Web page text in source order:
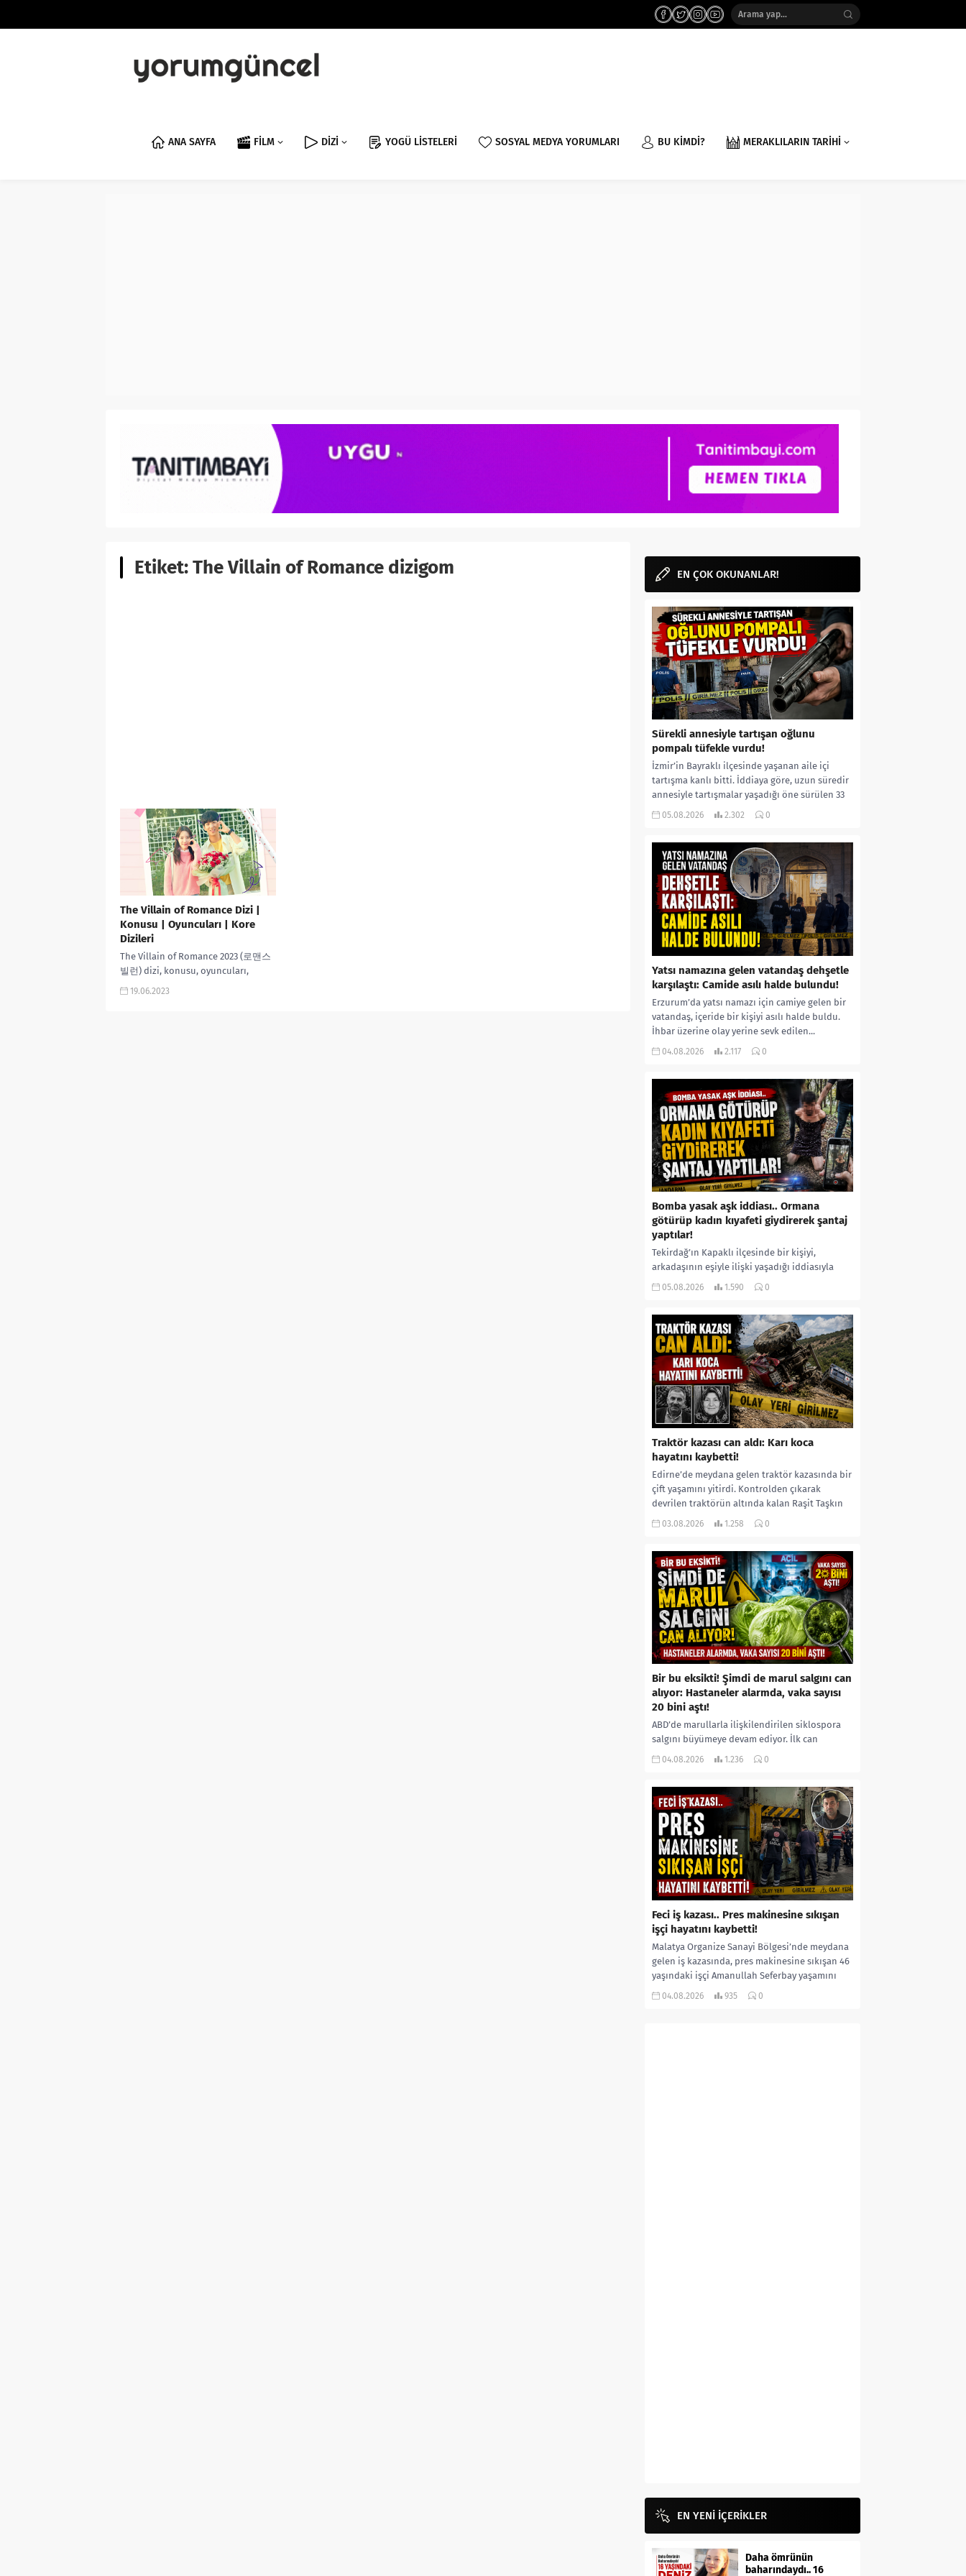
ANA SAYFA FİLM DİZİ YOGÜ LİSTELERİ SOSYAL MEDYA YORUMLARI BU KİMDİ? MERAKLILARIN TARİHİ
Etiket:The Villain of Romance dizigom
The Villain of Romance Dizi |
Konusu | Oyuncuları | Kore
Dizileri
The Villain of Romance 2023 (로맨스
빌런) dizi, konusu, oyuncuları,
karakterleri, cast, yorumları,
19.06.2023
EN ÇOK OKUNANLAR!
Sürekli annesiyle tartışan oğlunu
pompalı tüfekle vurdu!
İzmir’in Bayraklı ilçesinde yaşanan aile içi
tartışma kanlı bitti. İddiaya göre, uzun süredir
annesiyle tartışmalar yaşadığı öne sürülen 33
yaşındaki...
05.08.2026 2.302 0
Yatsı namazına gelen vatandaş dehşetle
karşılaştı: Camide asılı halde bulundu!
Erzurum’da yatsı namazı için camiye gelen bir
vatandaş, içeride bir kişiyi asılı halde buldu.
İhbar üzerine olay yerine sevk edilen...
04.08.2026 2.117 0
Bomba yasak aşk iddiası.. Ormana
götürüp kadın kıyafeti giydirerek şantaj
yaptılar!
Tekirdağ’ın Kapaklı ilçesinde bir kişiyi,
arkadaşının eşiyle ilişki yaşadığı iddiasıyla
ormanlık alana götürerek zorla kadın
05.08.2026 1.590 0
Traktör kazası can aldı: Karı koca
hayatını kaybetti!
Edirne’de meydana gelen traktör kazasında bir
çift yaşamını yitirdi. Kontrolden çıkarak
devrilen traktörün altında kalan Raşit Taşkın
ile eşi Fatma...
03.08.2026 1.258 0
Bir bu eksikti! Şimdi de marul salgını can
alıyor: Hastaneler alarmda, vaka sayısı
20 bini aştı!
ABD’de marullarla ilişkilendirilen siklospora
salgını büyümeye devam ediyor. İlk can
kayıplarının yaşandığı salgında vaka sayısının
04.08.2026 1.236 0
Feci iş kazası.. Pres makinesine sıkışan
işçi hayatını kaybetti!
Malatya Organize Sanayi Bölgesi’nde meydana
gelen iş kazasında, pres makinesine sıkışan 46
yaşındaki işçi Amanullah Seferbay yaşamını
yitirdi. Olayla ilgili...
04.08.2026 935 0
EN YENİ İÇERİKLER
Daha ömrünün
baharındaydı.. 16